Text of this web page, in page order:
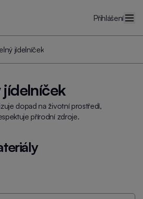
Přihlášení
jídelníček
dopad na životní prostředí,
přírodní zdroje.